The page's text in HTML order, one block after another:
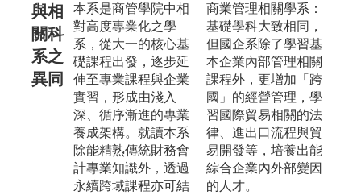
與相
關科
系之
異同
本系是商管學院中相
對高度專業化之學
系，從大一的核心基
礎課程出發，逐步延
伸至專業課程與企業
實習，形成由淺入
深、循序漸進的專業
養成架構。就讀本系
除能精熟傳統財務會
計專業知識外，透過
永續跨域課程亦可結
商業管理相關學系：
基礎學科大致相同，
但國企系除了學習基
本企業內部管理相關
課程外，更增加「跨
國」的經營管理，學
習國際貿易相關的法
律、進出口流程與貿
易開發等，培養出能
綜合企業內外部變因
的人才。